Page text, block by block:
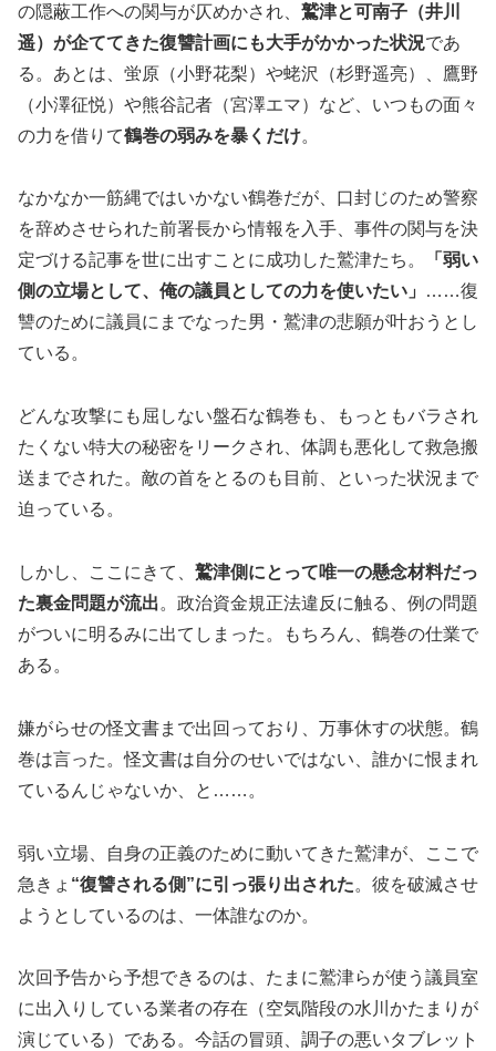
の隠蔽工作への関与が仄めかされ、 鷲津と可南子（井川
遥）が企ててきた復讐計画にも大手がかかった状況であ
る。あとは、蛍原（小野花梨）や蛯沢（杉野遥亮）、鷹野
（小澤征悦）や熊谷記者（宮澤エマ）など、いつもの面々
の力を借りて鶴巻の弱みを暴くだけ。
なかなか一筋縄ではいかない鶴巻だが、口封じのため警察
を辞めさせられた前署長から情報を入手、事件の関与を決
定づける記事を世に出すことに成功した鷲津たち。
「弱い
側の立場として、俺の議員としての力を使いたい」
……復
讐のために議員にまでなった男・鷲津の悲願が叶おうとし
ている。
どんな攻撃にも屈しない盤石な鶴巻も、もっともバラされ
たくない特大の秘密をリークされ、体調も悪化して救急搬
送までされた。敵の首をとるのも目前、といった状況まで
迫っている。
しかし、ここにきて、 鷲津側にとって唯一の懸念材料だっ
た裏金問題が流出。政治資金規正法違反に触る、例の問題
がついに明るみに出てしまった。もちろん、鶴巻の仕業で
ある。
嫌がらせの怪文書まで出回っており、万事休すの状態。鶴
巻は言った。怪文書は自分のせいではない、誰かに恨まれ
ているんじゃないか、と……。
弱い立場、自身の正義のために動いてきた鷲津が、ここで
急きょ “復讐される側”に引っ張り出された。彼を破滅させ
ようとしているのは、一体誰なのか。
次回予告から予想できるのは、たまに鷲津らが使う議員室
に出入りしている業者の存在（空気階段の水川かたまりが
演じている）である。今話の冒頭、調子の悪いタブレット